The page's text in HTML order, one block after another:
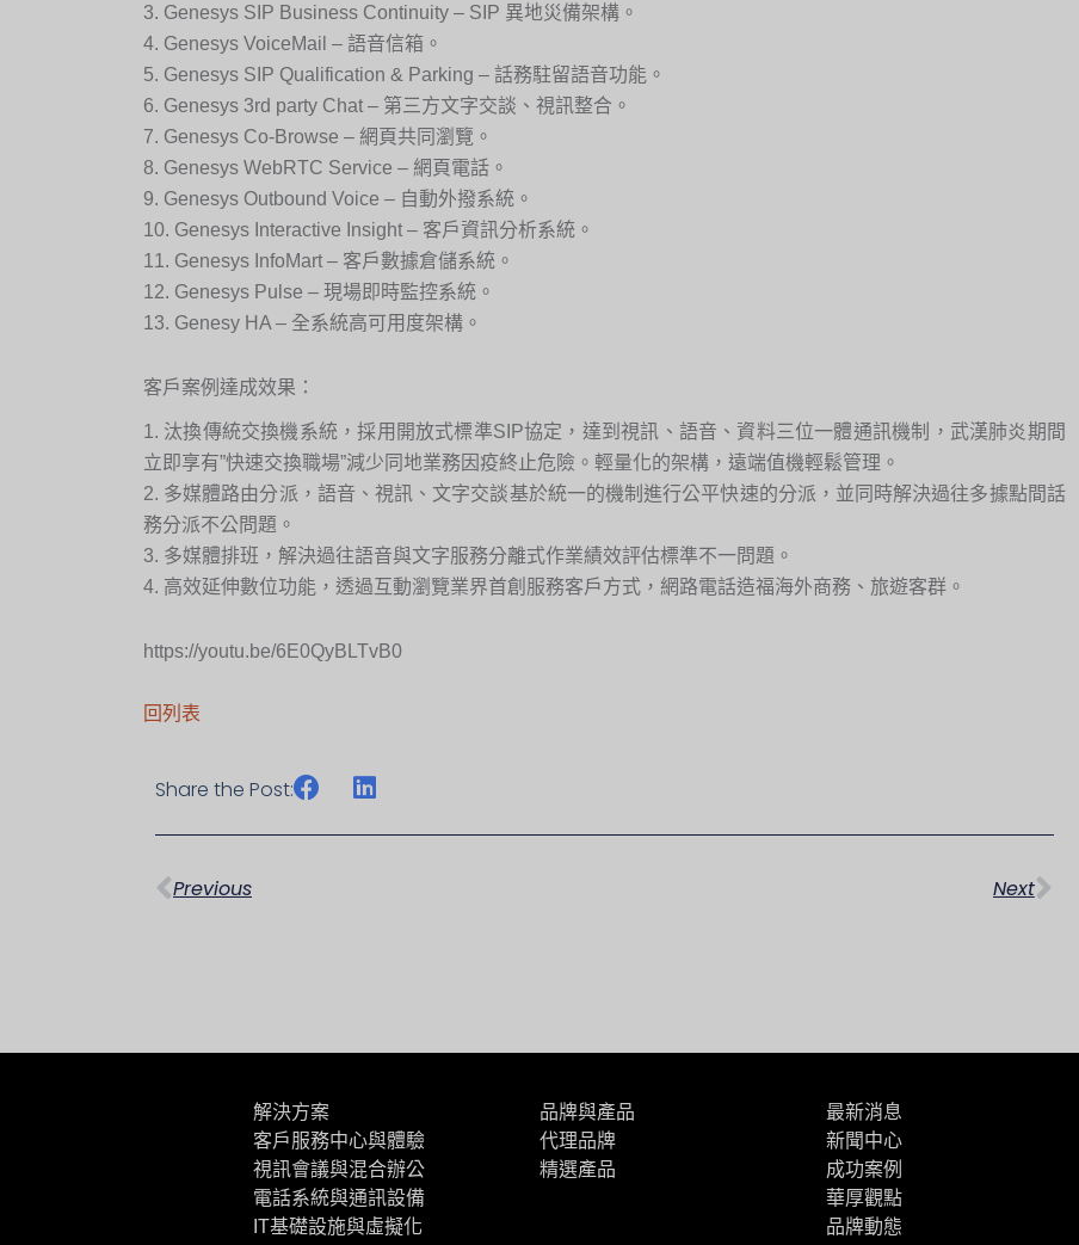
3. Genesys SIP Business Continuity – SIP 異地災備架構。
4. Genesys VoiceMail – 語音信箱。
5. Genesys SIP Qualification & Parking – 話務駐留語音功能。
6. Genesys 3rd party Chat – 第三方文字交談、視訊整合。
7. Genesys Co-Browse – 網頁共同瀏覽。
8. Genesys WebRTC Service – 網頁電話。
9. Genesys Outbound Voice – 自動外撥系統。
10. Genesys Interactive Insight – 客戶資訊分析系統。
11. Genesys InfoMart – 客戶數據倉儲系統。
12. Genesys Pulse – 現場即時監控系統。
13. Genesy HA – 全系統高可用度架構。
客戶案例達成效果：
1. 汰換傳統交換機系統，採用開放式標準SIP協定，達到視訊、語音、資料三位一體通訊機制，武漢肺炎期間
立即享有”快速交換職場”減少同地業務因疫終止危險。輕量化的架構，遠端值機輕鬆管理。
2. 多媒體路由分派，語音、視訊、文字交談基於統一的機制進行公平快速的分派，並同時解決過往多據點間話
務分派不公問題。
3. 多媒體排班，解決過往語音與文字服務分離式作業績效評估標準不一問題。
4. 高效延伸數位功能，透過互動瀏覽業界首創服務客戶方式，網路電話造福海外商務、旅遊客群。
https://youtu.be/6E0QyBLTvB0
回列表
Share the Post:
Previous Next
解決方案
客戶服務中心與體驗
視訊會議與混合辦公
電話系統與通訊設備
IT基礎設施與虛擬化
品牌與產品
代理品牌
精選產品
最新消息
新聞中心
成功案例
華厚觀點
品牌動態